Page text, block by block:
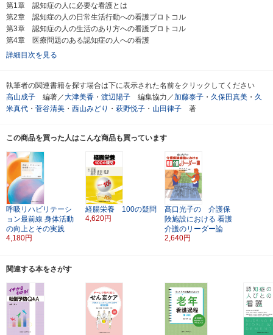
第1章 認知症の人に必要な看護とは
第2章 認知症の人の日常生活行動への看護プロトコル
第3章 認知症の人の生活のあり方への看護プロトコル
第4章 医療問題のある認知症の人への看護
詳細目次を見る
執筆者の関連書籍を探す場合は下に表示された名前をクリックしてください
高山成子 編著／大津美香 ・ 渡辺陽子 編集協力／加藤泰子 ・ 久保田真美 ・ 久
米真代 ・ 菅谷清美 ・ 西山みどり ・ 萩野悦子 ・ 山田律子 著
この商品を買った人はこんな商品も買っています
呼吸リハビリテーシ
ョン最前線 身体活動
の向上とその実践
4,180円
経腸栄養 100の疑問
4,620円
髙口光子の 介護保
険施設における 看護
介護のリーダー論
2,640円
関連する本をさがす